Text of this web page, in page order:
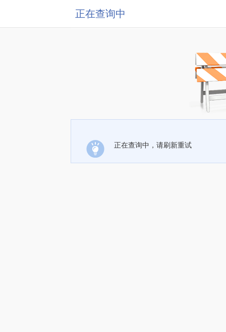
正在查询中
正在查询中，请刷新重试